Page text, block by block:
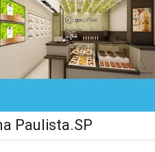
Paulista.SP